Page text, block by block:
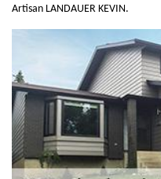
Artisan LANDAUER KEVIN.